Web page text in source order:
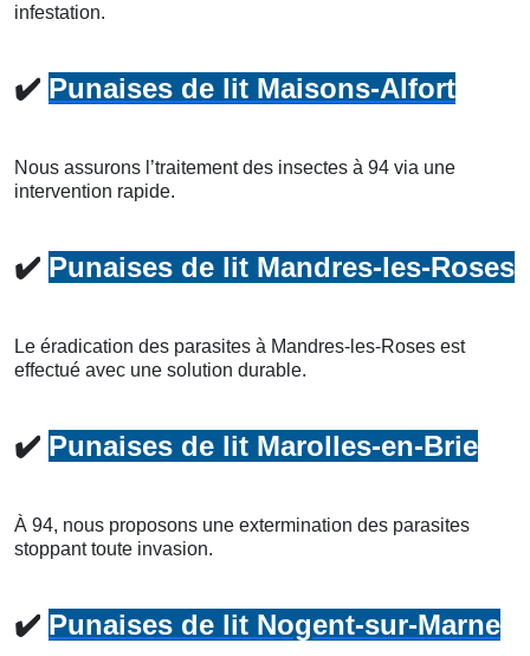
infestation.
✔️ Punaises de lit Maisons-Alfort
Nous assurons l’traitement des insectes à 94 via une
intervention rapide.
✔️ Punaises de lit Mandres-les-Roses
Le éradication des parasites à Mandres-les-Roses est
effectué avec une solution durable.
✔️ Punaises de lit Marolles-en-Brie
À 94, nous proposons une extermination des parasites
stoppant toute invasion.
✔️ Punaises de lit Nogent-sur-Marne